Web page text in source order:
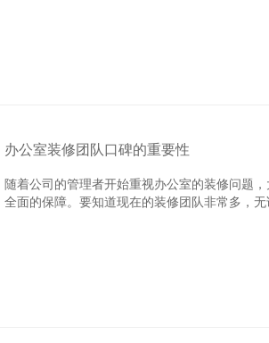
办公室装修团队口碑的重要性
随着公司的管理者开始重视办公室的装修问题
全面的保障。要知道现在的装修团队非常多，无